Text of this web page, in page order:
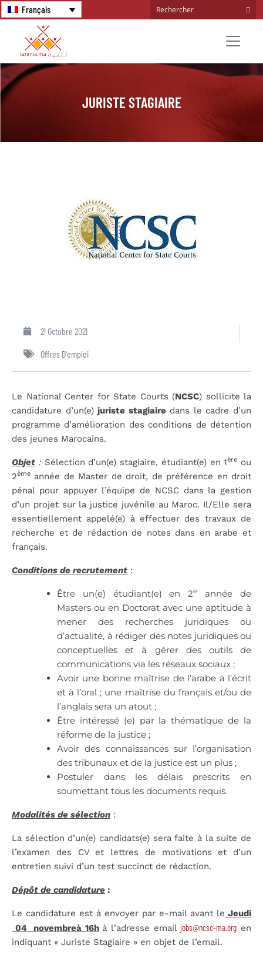
Français
JURISTE STAGIAIRE
21 Octobre 2021
Offres D'emploi
Le National Center for State Courts (NCSC) sollicite la
candidature d’un(e)juriste stagiairedans le cadre d’un
programme d’amélioration des conditions de détention
des jeunes Marocains.
Objet : Sélection d’un(e) stagiaire, étudiant(e) en 1ère ou
2ème année de Master de droit, de préférence en droit
pénal pour appuyer l’équipe de NCSC dans la gestion
d’un projet sur la justice juvénile au Maroc. Il/Elle sera
essentiellement appelé(e) à effectuer des travaux de
recherche et de rédaction de notes dans en arabe et
français.
Conditions de recrutement :
Être un(e) étudiant(e) en 2e
année de
Masters ou en Doctorat avec une aptitude à
mener des recherches juridiques ou
d’actualité, à rédiger des notes juridiques ou
conceptuelles et à gérer des outils de
communications via les réseaux sociaux ;
Avoir une bonne maîtrise de l’arabe à l’écrit
et à l’oral ; une maîtrise du français et/ou de
l’anglais sera un atout ;
Être intéressé (e) par la thématique de la
réforme de la justice ;
Avoir des connaissances sur l’organisation
des tribunaux et de la justice est un plus ;
Postuler dans les délais prescrits en
soumettant tous les documents requis.
Modalités de sélection :
La sélection d’un(e) candidats(e) sera faite à la suite de
l’examen des CV et lettres de motivations et d’un
entretien suivi d’un test succinct de rédaction.
Dépôt de candidature :
Le candidature est à envoyer par e-mail avant le Jeudi
04 novembreà 16h à l’adresse emailjobs@ncsc-ma.org en
indiquant « Juriste Stagiaire » en objet de l’email.